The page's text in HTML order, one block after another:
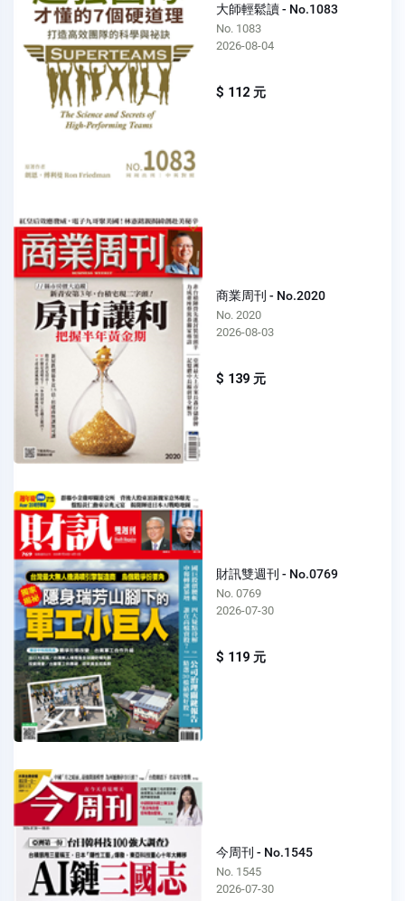
大師輕鬆讀 - No.1083
No. 1083
2026-08-04
$ 112 元
商業周刊 - No.2020
No. 2020
2026-08-03
$ 139 元
財訊雙週刊 - No.0769
No. 0769
2026-07-30
$ 119 元
今周刊 - No.1545
No. 1545
2026-07-30